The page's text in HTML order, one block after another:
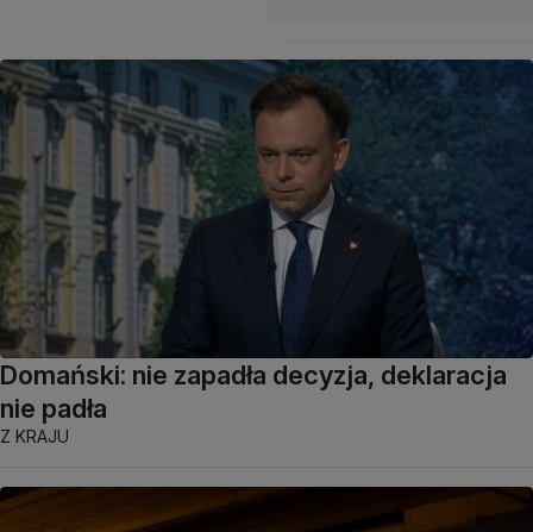
Domański: nie zapadła decyzja, deklaracja
nie padła
Z KRAJU